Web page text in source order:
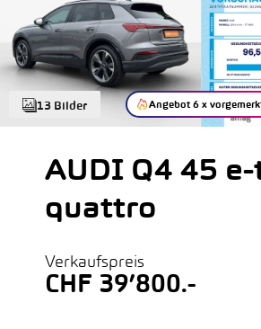
13 Bilder Angebot 6 x
AUDI Q4 45
quattro
Verkaufspreis
CHF 39’800.-